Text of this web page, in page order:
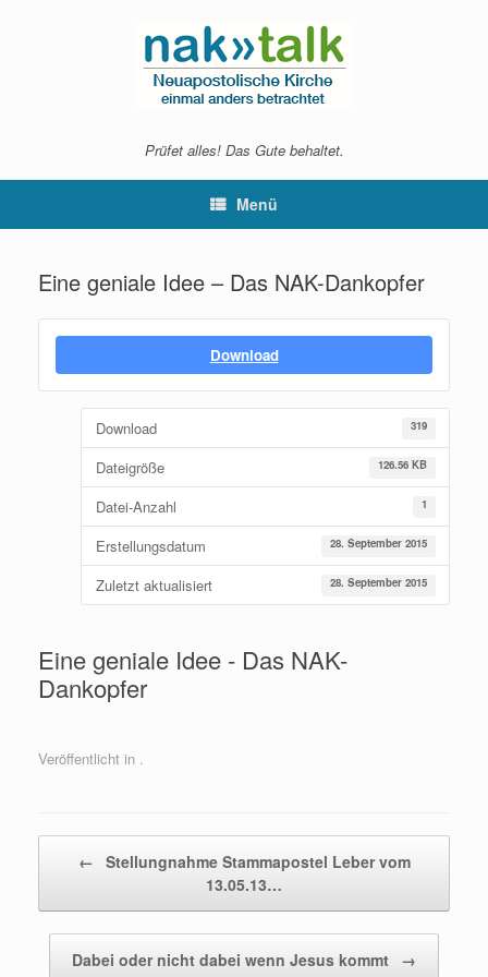
Prüfet alles! Das Gute behaltet.
Menü
Eine geniale Idee – Das NAK-Dankopfer
Download
Download 319
Dateigröße 126.56 KB
Datei-Anzahl 1
Erstellungsdatum 28. September 2015
Zuletzt aktualisiert 28. September 2015
Eine geniale Idee - Das NAK-
Dankopfer
Veröffentlicht in .
← Stellungnahme Stammapostel Leber vom
13.05.13…
Dabei oder nicht dabei wenn Jesus kommt →